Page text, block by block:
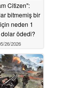
Citizen":
bitmemiş bir
neden 1
ödedi?
26/2026